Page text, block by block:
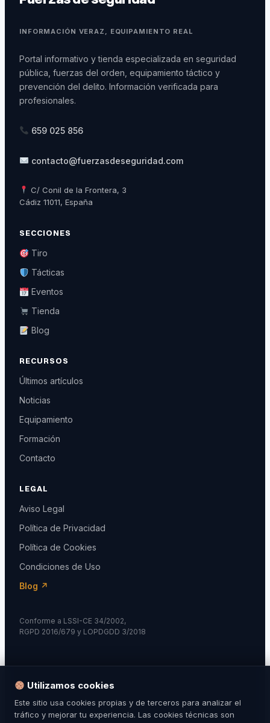
INFORMACIÓN VERAZ, EQUIPAMIENTO REAL
Portal informativo y tienda especializada en seguridad
pública, fuerzas del orden, equipamiento táctico y
prevención del delito. Información verificada para
profesionales.
659 025 856
contacto@fuerzasdeseguridad.com
C/ Conil de la Frontera, 3
Cádiz 11011, España
SECCIONES
Tiro
Tácticas
Eventos
Tienda
Blog
RECURSOS
Últimos artículos
Noticias
Equipamiento
Formación
Contacto
LEGAL
Aviso Legal
Política de Privacidad
Política de Cookies
Condiciones de Uso
Blog ↗
Conforme a LSSI-CE 34/2002,
RGPD 2016/679 y LOPDGDD 3/2018
© 2024 Fuerzas de Seguridad. Todos los derechos
reservados.
Utilizamos cookies
Este sitio usa cookies propias y de terceros para analizar el
tráfico y mejorar tu experiencia. Las cookies técnicas son